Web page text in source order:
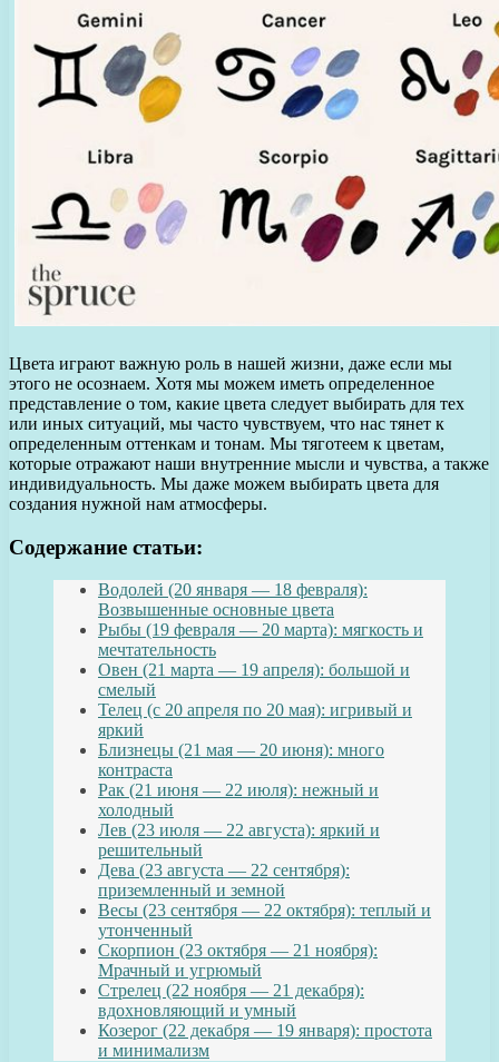
Цвета играют важную роль в нашей жизни, даже если мы
этого не осознаем. Хотя мы можем иметь определенное
представление о том, какие цвета следует выбирать для тех
или иных ситуаций, мы часто чувствуем, что нас тянет к
определенным оттенкам и тонам. Мы тяготеем к цветам,
которые отражают наши внутренние мысли и чувства, а также
индивидуальность. Мы даже можем выбирать цвета для
создания нужной нам атмосферы.
Содержание статьи:
Водолей (20 января — 18 февраля):
Возвышенные основные цвета
Рыбы (19 февраля — 20 марта): мягкость и
мечтательность
Овен (21 марта — 19 апреля): большой и
смелый
Телец (с 20 апреля по 20 мая): игривый и
яркий
Близнецы (21 мая — 20 июня): много
контраста
Рак (21 июня — 22 июля): нежный и
холодный
Лев (23 июля — 22 августа): яркий и
решительный
Дева (23 августа — 22 сентября):
приземленный и земной
Весы (23 сентября — 22 октября): теплый и
утонченный
Скорпион (23 октября — 21 ноября):
Мрачный и угрюмый
Стрелец (22 ноября — 21 декабря):
вдохновляющий и умный
Козерог (22 декабря — 19 января): простота
и минимализм